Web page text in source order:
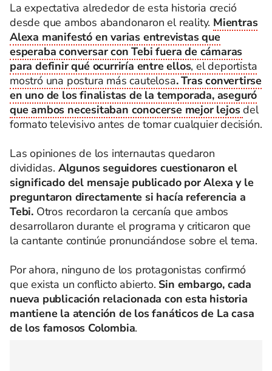
La expectativa alrededor de esta historia creció
desde que ambos abandonaron el reality. Mientras
Alexa manifestó en varias entrevistas que
esperaba conversar con Tebi fuera de cámaras
para definir qué ocurriría entre ellos, el deportista
mostró una postura más cautelosa. Tras convertirse
en uno de los finalistas de la temporada, aseguró
que ambos necesitaban conocerse mejor lejosdel
formato televisivo antes de tomar cualquier decisión.
Las opiniones de los internautas quedaron
divididas. Algunos seguidores cuestionaron el
significado del mensaje publicado por Alexa y le
preguntaron directamente si hacía referencia a
Tebi. Otros recordaron la cercanía que ambos
desarrollaron durante el programa y criticaron que
la cantante continúe pronunciándose sobre el tema.
Por ahora, ninguno de los protagonistas confirmó
que exista un conflicto abierto. Sin embargo, cada
nueva publicación relacionada con esta historia
mantiene la atención de los fanáticos de La casa
de los famosos Colombia.